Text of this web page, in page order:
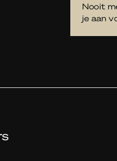
Nooit
je aan